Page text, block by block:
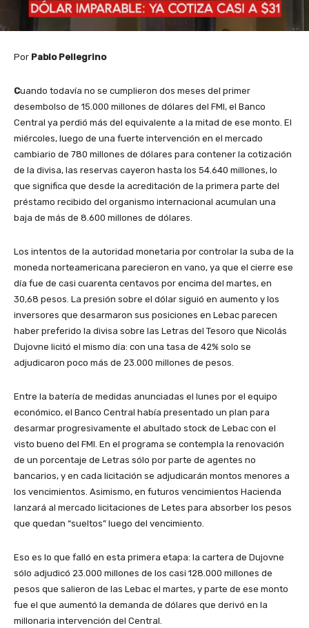
Por Pablo Pellegrino
Cuando todavía no se cumplieron dos meses del primer
desembolso de 15.000 millones de dólares del FMI, el Banco
Central ya perdió más del equivalente a la mitad de ese monto. El
miércoles, luego de una fuerte intervención en el mercado
cambiario de 780 millones de dólares para contener la cotización
de la divisa, las reservas cayeron hasta los 54.640 millones, lo
que significa que desde la acreditación de la primera parte del
préstamo recibido del organismo internacional acumulan una
baja de más de 8.600 millones de dólares.
Los intentos de la autoridad monetaria por controlar la suba de la
moneda norteamericana parecieron en vano, ya que el cierre ese
día fue de casi cuarenta centavos por encima del martes, en
30,68 pesos. La presión sobre el dólar siguió en aumento y los
inversores que desarmaron sus posiciones en Lebac parecen
haber preferido la divisa sobre las Letras del Tesoro que Nicolás
Dujovne licitó el mismo día: con una tasa de 42% solo se
adjudicaron poco más de 23.000 millones de pesos.
Entre la batería de medidas anunciadas el lunes por el equipo
económico, el Banco Central había presentado un plan para
desarmar progresivamente el abultado stock de Lebac con el
visto bueno del FMI. En el programa se contempla la renovación
de un porcentaje de Letras sólo por parte de agentes no
bancarios, y en cada licitación se adjudicarán montos menores a
los vencimientos. Asimismo, en futuros vencimientos Hacienda
lanzará al mercado licitaciones de Letes para absorber los pesos
que quedan “sueltos” luego del vencimiento.
Eso es lo que falló en esta primera etapa: la cartera de Dujovne
sólo adjudicó 23.000 millones de los casi 128.000 millones de
pesos que salieron de las Lebac el martes, y parte de ese monto
fue el que aumentó la demanda de dólares que derivó en la
millonaria intervención del Central.